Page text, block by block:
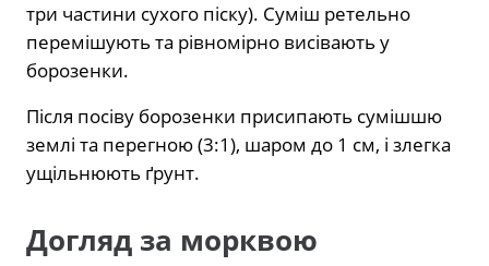
три частини сухого піску). Суміш ретельно
перемішують та рівномірно висівають у
борозенки.
Після посіву борозенки присипають сумішшю
землі та перегною (3:1), шаром до 1 см, і злегка
ущільнюють ґрунт.
Догляд за морквою